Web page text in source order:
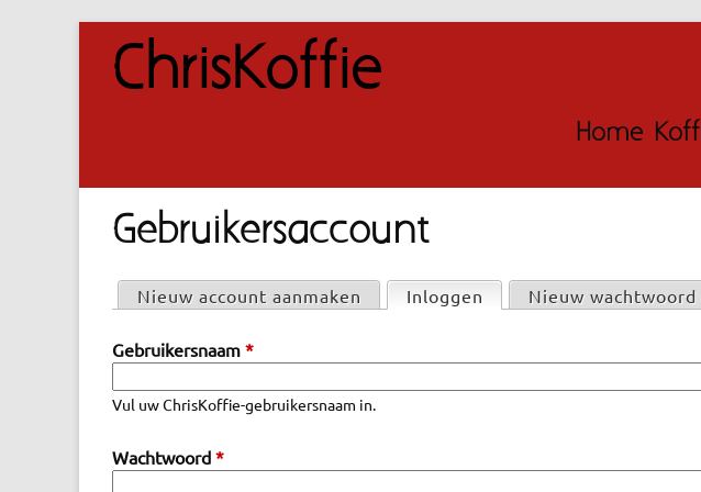
ChrisKoffie
Home
Gebruikersaccount
i
m
i
Nieuw account aanmaken Inloggen (actieve tabblad)
Nieuw wachtwoord
Gebruikersnaam *
Vul uw ChrisKoffie-gebruikersnaam in.
Wachtwoord *